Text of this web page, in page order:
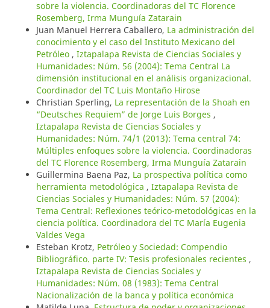
sobre la violencia. Coordinadoras del TC Florence
Rosemberg, Irma Munguía Zatarain
Juan Manuel Herrera Caballero, La administración del
conocimiento y el caso del Instituto Mexicano del
Petróleo , Iztapalapa Revista de Ciencias Sociales y
Humanidades: Núm. 56 (2004): Tema Central La
dimensión institucional en el análisis organizacional.
Coordinador del TC Luis Montaño Hirose
Christian Sperling, La representación de la Shoah en
“Deutsches Requiem” de Jorge Luis Borges ,
Iztapalapa Revista de Ciencias Sociales y
Humanidades: Núm. 74/1 (2013): Tema central 74:
Múltiples enfoques sobre la violencia. Coordinadoras
del TC Florence Rosemberg, Irma Munguía Zatarain
Guillermina Baena Paz, La prospectiva política como
herramienta metodológica , Iztapalapa Revista de
Ciencias Sociales y Humanidades: Núm. 57 (2004):
Tema Central: Reflexiones teórico-metodológicas en la
ciencia política. Coordinadora del TC María Eugenia
Valdes Vega
Esteban Krotz, Petróleo y Sociedad: Compendio
Bibliográfico. parte IV: Tesis profesionales recientes ,
Iztapalapa Revista de Ciencias Sociales y
Humanidades: Núm. 08 (1983): Tema Central
Nacionalización de la banca y política económica